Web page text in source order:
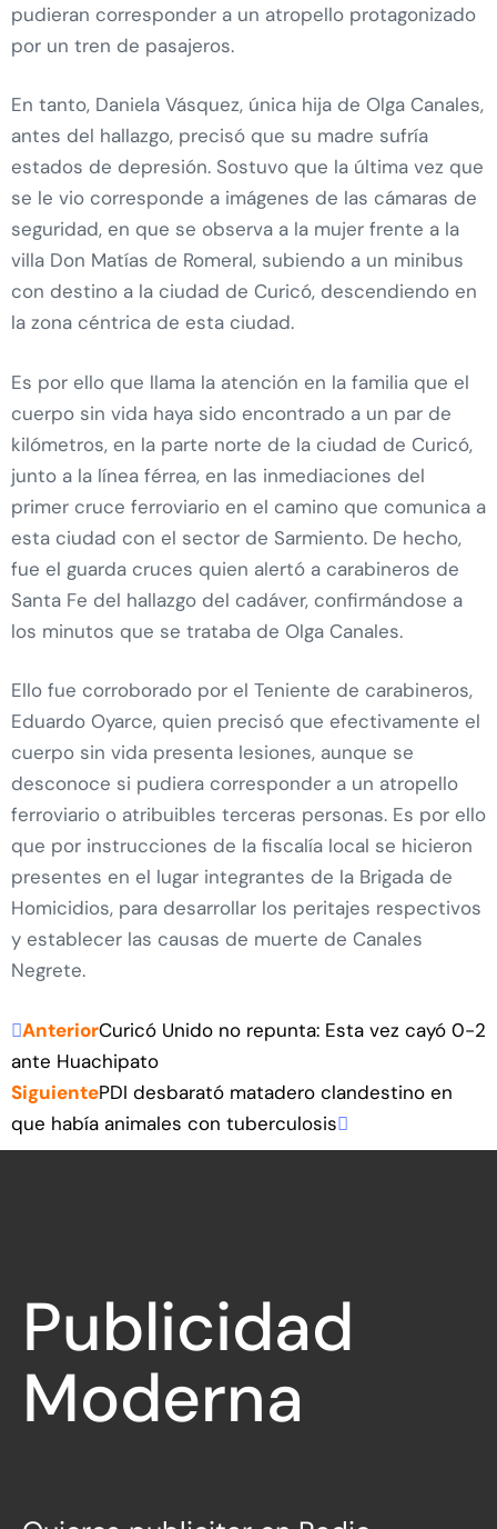
pudieran corresponder a un atropello protagonizado
por un tren de pasajeros.
En tanto, Daniela Vásquez, única hija de Olga Canales,
antes del hallazgo, precisó que su madre sufría
estados de depresión. Sostuvo que la última vez que
se le vio corresponde a imágenes de las cámaras de
seguridad, en que se observa a la mujer frente a la
villa Don Matías de Romeral, subiendo a un minibus
con destino a la ciudad de Curicó, descendiendo en
la zona céntrica de esta ciudad.
Es por ello que llama la atención en la familia que el
cuerpo sin vida haya sido encontrado a un par de
kilómetros, en la parte norte de la ciudad de Curicó,
junto a la línea férrea, en las inmediaciones del
primer cruce ferroviario en el camino que comunica a
esta ciudad con el sector de Sarmiento. De hecho,
fue el guarda cruces quien alertó a carabineros de
Santa Fe del hallazgo del cadáver, confirmándose a
los minutos que se trataba de Olga Canales.
Ello fue corroborado por el Teniente de carabineros,
Eduardo Oyarce, quien precisó que efectivamente el
cuerpo sin vida presenta lesiones, aunque se
desconoce si pudiera corresponder a un atropello
ferroviario o atribuibles terceras personas. Es por ello
que por instrucciones de la fiscalía local se hicieron
presentes en el lugar integrantes de la Brigada de
Homicidios, para desarrollar los peritajes respectivos
y establecer las causas de muerte de Canales
Negrete.
AnteriorCuricó Unido no repunta: Esta vez cayó 0-2
ante Huachipato
SiguientePDI desbarató matadero clandestino en
que había animales con tuberculosis
Publicidad
Moderna